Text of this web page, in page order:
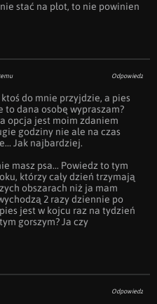
stać na płot, to nie powinien
Odpowiedz
do mnie przyjdzie, a pies
to dana osobę wypraszam?
opcja jest moim zdaniem
godziny nie ale na czas
Jak najbardziej.
masz psa... Powiedz to tym
którzy cały dzień trzymają
obszarach niż ja mam
2 razy dziennie po
jest w kojcu raz na tydzień
gorszym? Ja czy
Odpowiedz